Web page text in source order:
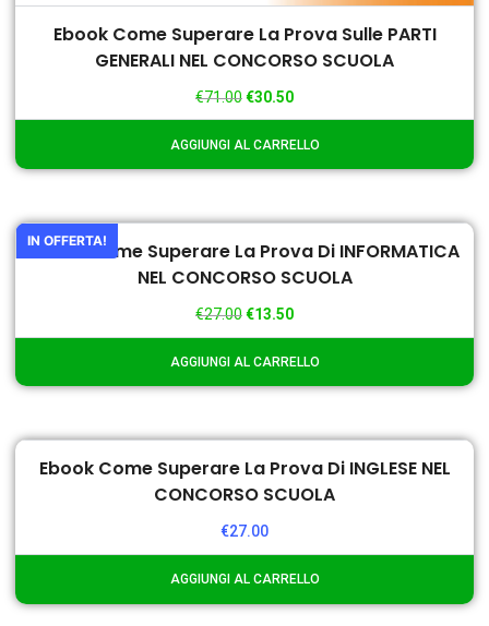
Ebook Come Superare La Prova Sulle PARTI
GENERALI NEL CONCORSO SCUOLA
€71.00€30.50
AGGIUNGI AL CARRELLO
IN OFFERTA!
Ebook Come Superare La Prova Di INFORMATICA
NEL CONCORSO SCUOLA
€27.00€13.50
AGGIUNGI AL CARRELLO
Ebook Come Superare La Prova Di INGLESE NEL
CONCORSO SCUOLA
€27.00
AGGIUNGI AL CARRELLO